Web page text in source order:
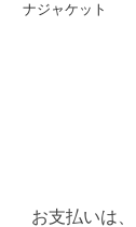
ナジャケット
お支払いは